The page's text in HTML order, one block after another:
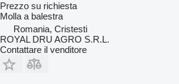
Prezzo su richiesta
Molla a balestra
Romania, Cristesti
ROYAL DRU AGRO S.R.L.
Contattare il venditore